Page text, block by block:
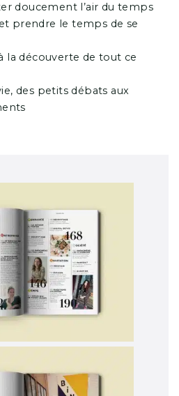
doucement l’air du temps
prendre le temps de se
la découverte de tout ce
des petits débats aux